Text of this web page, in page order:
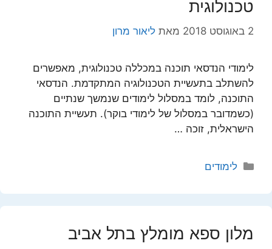
טכנולוגית
2 באוגוסט 2018 מאת ליאור מרון
לימודי הנדסאי תוכנה במכללה טכנולוגית, מאפשרים
להשתלב בתעשיית הטכנולוגיה המתקדמת. הנדסאי
התוכנה, לומד במסלול לימודים שנמשך שנתיים
(כשמדובר במסלול של לימודי בוקר). תעשיית התוכנה
הישראלית, זוכה …
קטגוריות
לימודים
מלון ספא מומלץ בתל אביב